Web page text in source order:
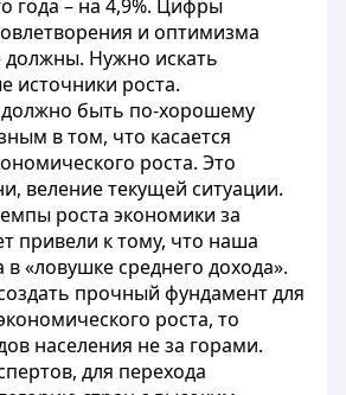
года – на 4,9%. Цифры
и оптимизма
Нужно искать
источники роста.
должно быть по-хорошему
в том, что касается
роста. Это
веление текущей ситуации.
роста экономики за
привели к тому, что наша
в «ловушке среднего дохода».
прочный фундамент для
роста, то
населения не за горами.
для перехода